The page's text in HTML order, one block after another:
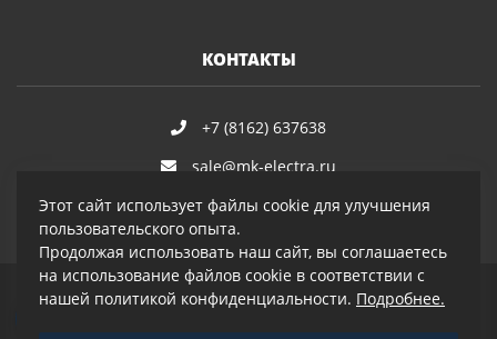
КОНТАКТЫ
+7 (8162) 637638
sale@mk-electra.ru
© 2019–2026 ООО «МК-Электра»
Этот сайт использует файлы cookie для улучшения
пользовательского опыта.
Продолжая использовать наш сайт, вы соглашаетесь
на использование файлов cookie в соответствии с
нашей политикой конфиденциальности. Подробнее.